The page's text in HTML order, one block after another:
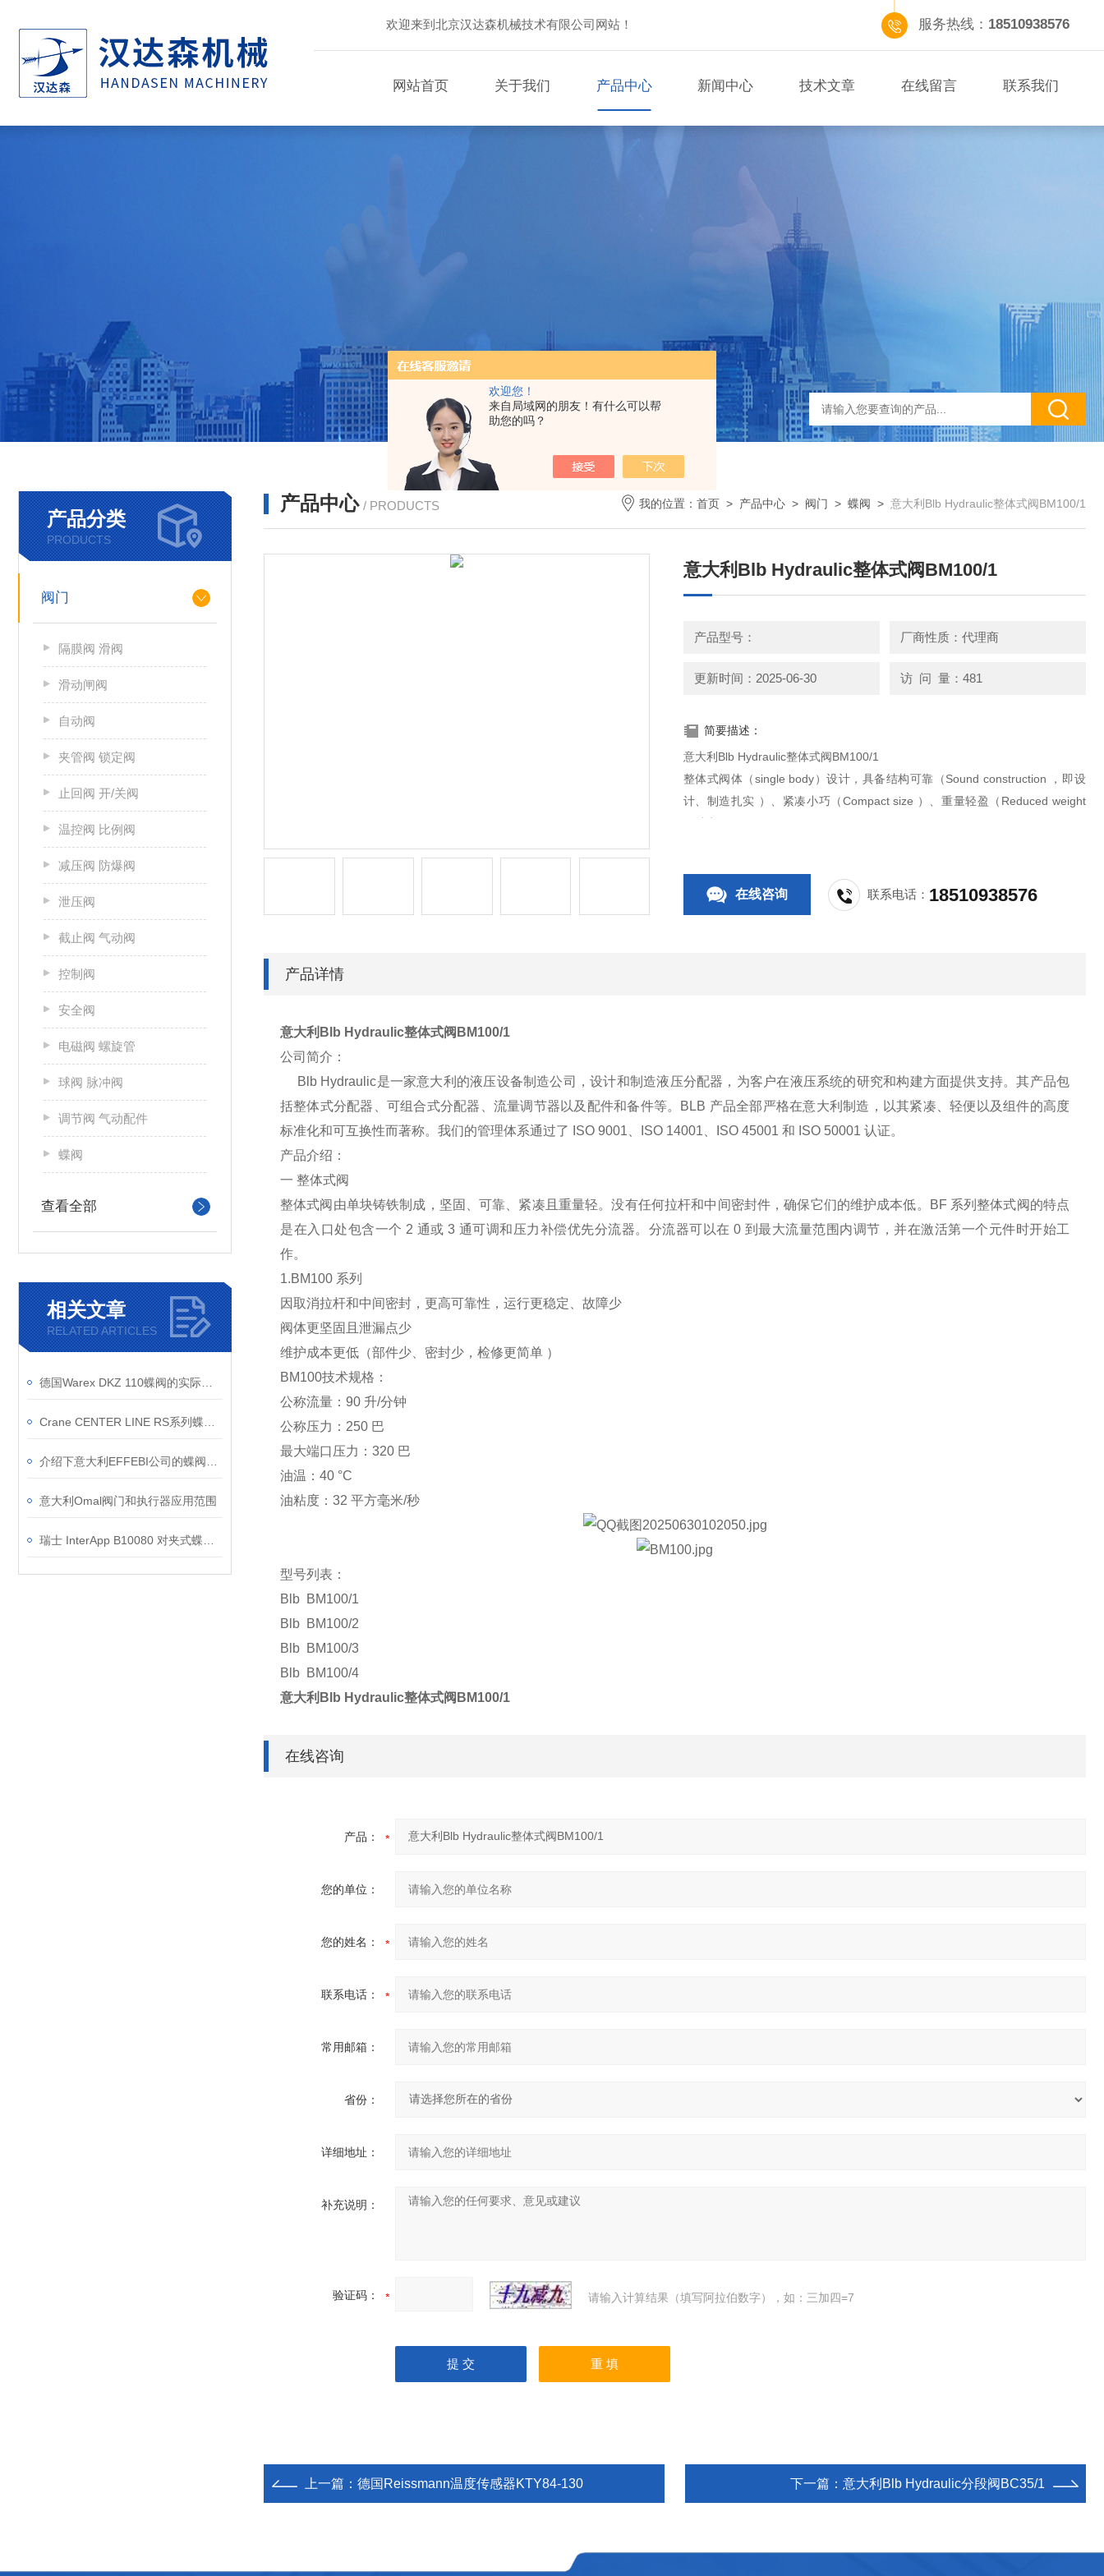
欢迎您！
来自局域网的朋友！有什么可以帮
助您的吗？
欢迎来到北京汉达森机械技术有限公司网站！ 服务热线： 18510938576
网站首页 关于我们 产品中心 新闻中心 技术文章 在线留言 联系我们
产品分类
PRODUCTS
阀门
隔膜阀 滑阀
滑动闸阀
自动阀
夹管阀 锁定阀
止回阀 开/关阀
温控阀 比例阀
减压阀 防爆阀
泄压阀
截止阀 气动阀
控制阀
安全阀
电磁阀 螺旋管
球阀 脉冲阀
调节阀 气动配件
蝶阀
查看全部
相关文章
RELATED ARTICLES
意大利Omal阀门和执行器应用范围
产品中心 / PRODUCTS 我的位置： 首页 > 产品中心 > 阀门 > 蝶阀 > 意大利Blb Hydraulic整体式阀BM100/1
意大利Blb Hydraulic整体式阀BM100/1
产品型号： 厂商性质：代理商
更新时间：2025-06-30 访 问 量：481
简要描述：
意大利Blb Hydraulic整体式阀BM100/1
整体式阀体（single body）设计，具备结构可靠（Sound construction ，即设
计、制造扎实 ）、紧凑小巧（Compact size ）、重量轻盈（Reduced weight
）特点。
在线咨询 联系电话： 18510938576
产品详情
意大利Blb Hydraulic整体式阀BM100/1
公司简介：
Blb Hydraulic是一家意大利的液压设备制造公司，设计和制造液压分配器，为客户在液压系统的研究和构建方面提供支持。其产品包
括整体式分配器、可组合式分配器、流量调节器以及配件和备件等。BLB 产品全部严格在意大利制造，以其紧凑、轻便以及组件的高度
标准化和可互换性而著称。我们的管理体系通过了 ISO 9001、ISO 14001、ISO 45001 和 ISO 50001 认证。
产品介绍：
一 整体式阀
整体式阀由单块铸铁制成，坚固、可靠、紧凑且重量轻。没有任何拉杆和中间密封件，确保它们的维护成本低。BF 系列整体式阀的特点
是在入口处包含一个 2 通或 3 通可调和压力补偿优先分流器。分流器可以在 0 到最大流量范围内调节，并在激活第一个元件时开始工
作。
1.BM100 系列
因取消拉杆和中间密封，更高可靠性，运行更稳定、故障少
阀体更坚固且泄漏点少
维护成本更低（部件少、密封少，检修更简单 ）
BM100技术规格：
公称流量：90 升/分钟
公称压力：250 巴
最大端口压力：320 巴
油温： 40 °C
油粘度： 32 平方毫米/秒
型号列表：
Blb BM100/1
Blb BM100/2
Blb BM100/3
Blb BM100/4
意大利Blb Hydraulic整体式阀BM100/1
在线咨询
产品：
您的单位：
您的姓名：
联系电话：
常用邮箱：
省份：
详细地址：
补充说明：
验证码： 请输入计算结果（填写阿拉伯数字），如：三加四=7
上一篇： 德国Reissmann温度传感器KTY84-130 下一篇： 意大利Blb Hydraulic分段阀BC35/1